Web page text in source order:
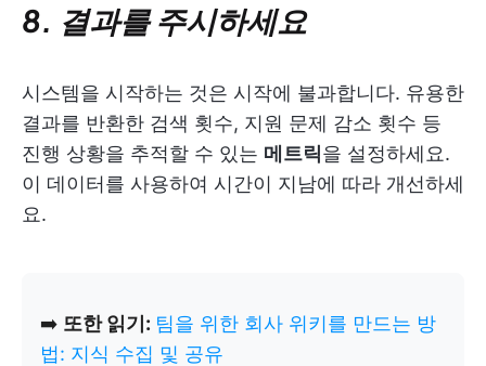
8. 결과를 주시하세요
시스템을 시작하는 것은 시작에 불과합니다. 유용한
결과를 반환한 검색 횟수, 지원 문제 감소 횟수 등
진행 상황을 추적할 수 있는 메트릭을 설정하세요.
이 데이터를 사용하여 시간이 지남에 따라 개선하세
요.
➡️ 또한 읽기: 팀을 위한 회사 위키를 만드는 방
법: 지식 수집 및 공유